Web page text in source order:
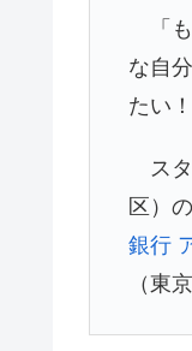
「も
な自
たい
スタ
区）
銀行
（東